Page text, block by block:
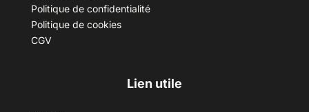
Politique de confidentialité
Politique de cookies
CGV
Lien utile